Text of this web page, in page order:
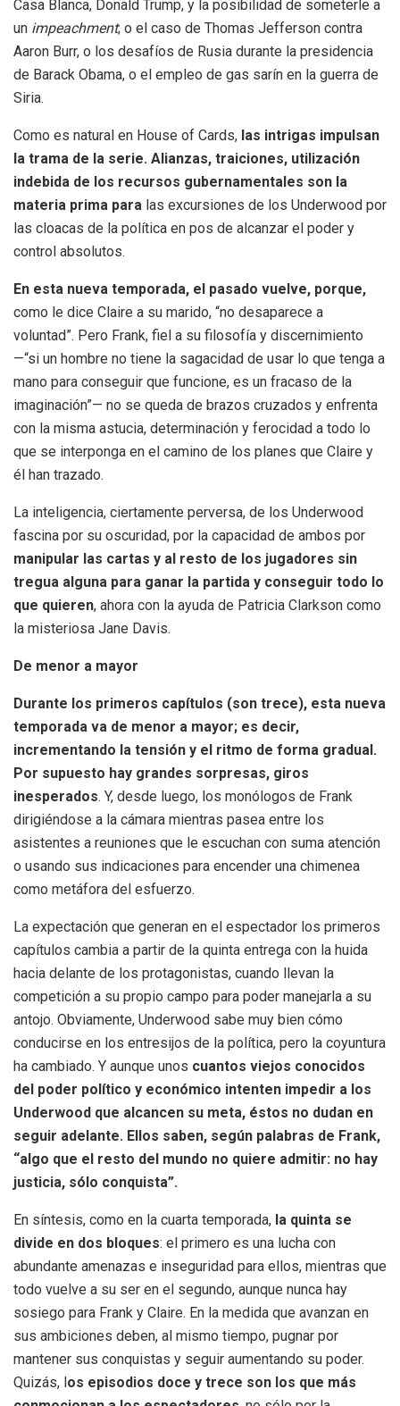
Casa Blanca, Donald Trump, y la posibilidad de someterle a
un impeachment; o el caso de Thomas Jefferson contra
Aaron Burr, o los desafíos de Rusia durante la presidencia
de Barack Obama, o el empleo de gas sarín en la guerra de
Siria.
Como es natural en House of Cards, las intrigas impulsan
la trama de la serie. Alianzas, traiciones, utilización
indebida de los recursos gubernamentales son la
materia prima para las excursiones de los Underwood por
las cloacas de la política en pos de alcanzar el poder y
control absolutos.
En esta nueva temporada, el pasado vuelve, porque,
como le dice Claire a su marido, “no desaparece a
voluntad”. Pero Frank, fiel a su filosofía y discernimiento
—“si un hombre no tiene la sagacidad de usar lo que tenga a
mano para conseguir que funcione, es un fracaso de la
imaginación”— no se queda de brazos cruzados y enfrenta
con la misma astucia, determinación y ferocidad a todo lo
que se interponga en el camino de los planes que Claire y
él han trazado.
La inteligencia, ciertamente perversa, de los Underwood
fascina por su oscuridad, por la capacidad de ambos por
manipular las cartas y al resto de los jugadores sin
tregua alguna para ganar la partida y conseguir todo lo
que quieren, ahora con la ayuda de Patricia Clarkson como
la misteriosa Jane Davis.
De menor a mayor
Durante los primeros capítulos (son trece), esta nueva
temporada va de menor a mayor; es decir,
incrementando la tensión y el ritmo de forma gradual.
Por supuesto hay grandes sorpresas, giros
inesperados. Y, desde luego, los monólogos de Frank
dirigiéndose a la cámara mientras pasea entre los
asistentes a reuniones que le escuchan con suma atención
o usando sus indicaciones para encender una chimenea
como metáfora del esfuerzo.
La expectación que generan en el espectador los primeros
capítulos cambia a partir de la quinta entrega con la huida
hacia delante de los protagonistas, cuando llevan la
competición a su propio campo para poder manejarla a su
antojo. Obviamente, Underwood sabe muy bien cómo
conducirse en los entresijos de la política, pero la coyuntura
ha cambiado. Y aunque unos cuantos viejos conocidos
del poder político y económico intenten impedir a los
Underwood que alcancen su meta, éstos no dudan en
seguir adelante. Ellos saben, según palabras de Frank,
“algo que el resto del mundo no quiere admitir: no hay
justicia, sólo conquista”.
En síntesis, como en la cuarta temporada, la quinta se
divide en dos bloques: el primero es una lucha con
abundante amenazas e inseguridad para ellos, mientras que
todo vuelve a su ser en el segundo, aunque nunca hay
sosiego para Frank y Claire. En la medida que avanzan en
sus ambiciones deben, al mismo tiempo, pugnar por
mantener sus conquistas y seguir aumentando su poder.
Quizás, los episodios doce y trece son los que más